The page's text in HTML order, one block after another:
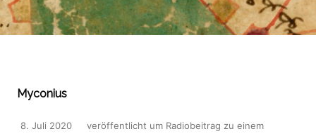
Myconius
veröffentlicht
8. Juli 2020 um Radiobeitrag zu einem